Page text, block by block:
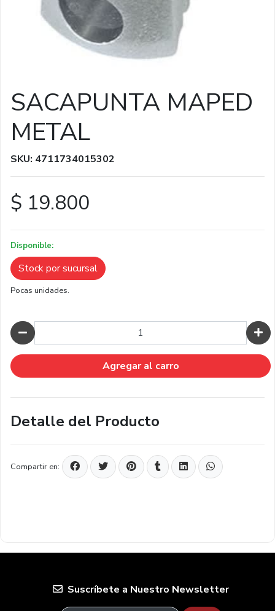
SACAPUNTA MAPED
METAL
SKU: 4711734015302
$ 19.800
Disponible:
Stock por sucursal
Pocas unidades.
Cantidad
Agregar al carro
Detalle del Producto
Compartir en:
Suscríbete a Nuestro Newsletter